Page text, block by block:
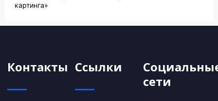
картинга»
Контакты Ссылки
сети